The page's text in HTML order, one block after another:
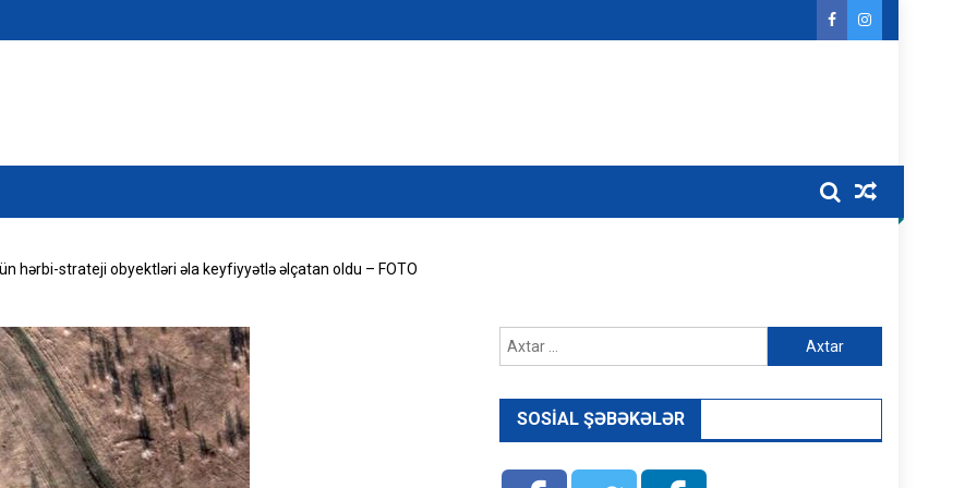
hərbi-strateji obyektləri əla keyfiyyətlə əlçatan oldu – FOTO
Axtarış:
SOSIAL ŞƏBƏKƏLƏR